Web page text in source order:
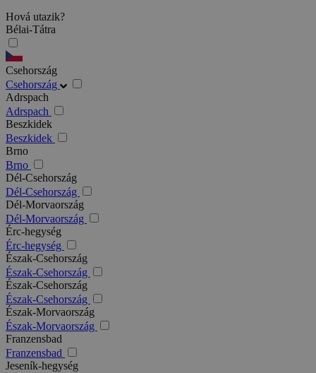
Hová utazik?
Bélai-Tátra
Csehország
Csehország
Adrspach
Adrspach
Beszkidek
Beszkidek
Brno
Brno
Dél-Csehország
Dél-Csehország
Dél-Morvaország
Dél-Morvaország
Érc-hegység
Érc-hegység
Észak-Csehország
Észak-Csehország
Észak-Csehország
Észak-Csehország
Észak-Morvaország
Észak-Morvaország
Franzensbad
Franzensbad
Jeseník-hegység